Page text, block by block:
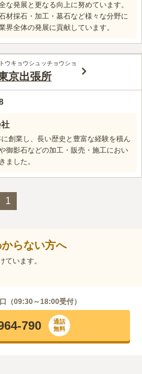
な発展と更なる向上に努めています。
材採石・加工・墓石など様々な分野に
界全体の発展に貢献しています。
ウキョウシュッチョウショ
京出張所
創業し、長い歴史と豊富な経験を積ん
御影石などの加工・販売・施工におい
ました。
1
らない方へ
ています。
（09:30～18:00受付）
790
通話
無料